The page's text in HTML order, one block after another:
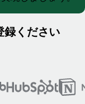
録ください